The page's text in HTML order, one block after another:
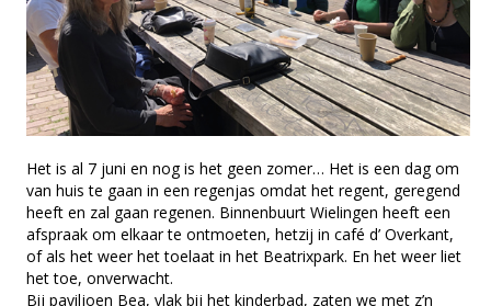
Het is al 7 juni en nog is het geen zomer… Het is een dag om
van huis te gaan in een regenjas omdat het regent, geregend
heeft en zal gaan regenen. Binnenbuurt Wielingen heeft een
afspraak om elkaar te ontmoeten, hetzij in café d’ Overkant,
of als het weer het toelaat in het Beatrixpark. En het weer liet
het toe, onverwacht.
Bij paviljoen Bea, vlak bij het kinderbad, zaten we met z’n